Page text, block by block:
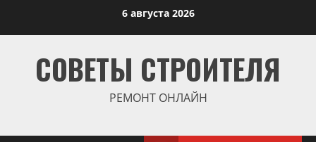
6 августа 2026
СОВЕТЫ СТРОИТЕЛЯ
РЕМОНТ ОНЛАЙН